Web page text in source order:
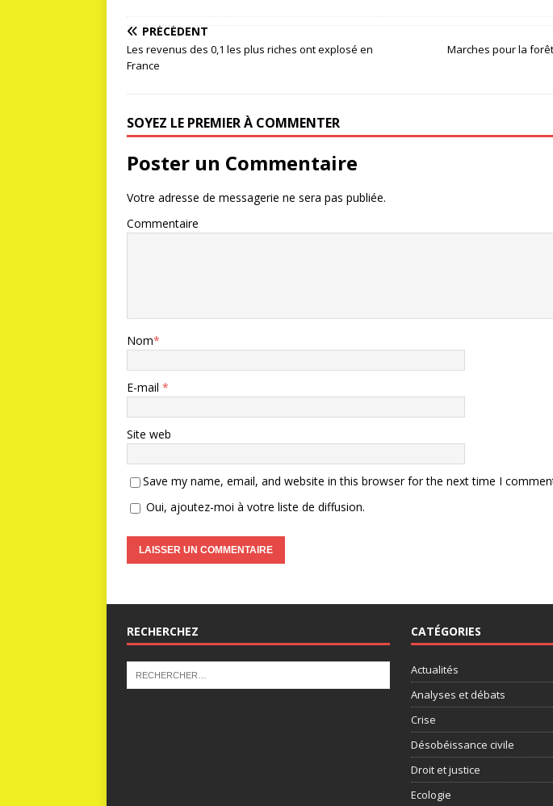
PRÉCÉDENT
Les revenus des 0,1 les plus riches ont explosé en
France
Marches pour la
SOYEZ LE PREMIER À COMMENTER
Poster un Commentaire
Votre adresse de messagerie ne sera pas publiée.
Commentaire
Nom*
E-mail *
Site web
Save my name, email, and website in this browser for the next time I
Oui, ajoutez-moi à votre liste de diffusion.
RECHERCHEZ CATÉGORIES
Actualités
Analyses et débats
Crise
Désobéissance civile
Droit et justice
Ecologie